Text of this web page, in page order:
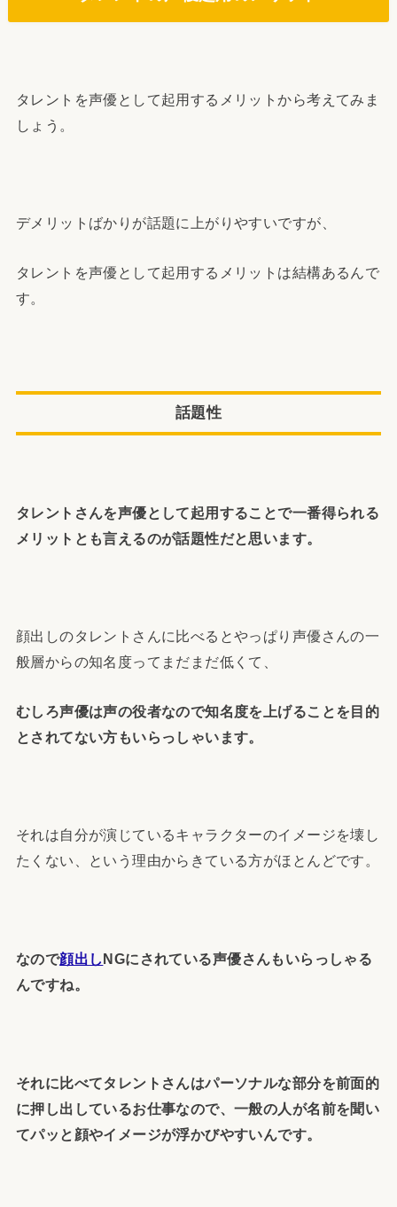
タレントを声優として起用するメリットから考えてみま
しょう。
デメリットばかりが話題に上がりやすいですが、
タレントを声優として起用するメリットは結構あるんで
す。
話題性
タレントさんを声優として起用することで一番得られる
メリットとも言えるのが話題性だと思います。
顔出しのタレントさんに比べるとやっぱり声優さんの一
般層からの知名度ってまだまだ低くて、
むしろ声優は声の役者なので知名度を上げることを目的
とされてない方もいらっしゃいます。
それは自分が演じているキャラクターのイメージを壊し
たくない、という理由からきている方がほとんどです。
なので顔出しNGにされている声優さんもいらっしゃる
んですね。
それに比べてタレントさんはパーソナルな部分を前面的
に押し出しているお仕事なので、一般の人が名前を聞い
てパッと顔やイメージが浮かびやすいんです。